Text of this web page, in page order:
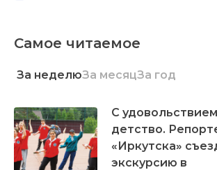
Самое читаемое
За неделюЗа месяцЗа год
С
детство.
«Иркутска»
экскурсию в